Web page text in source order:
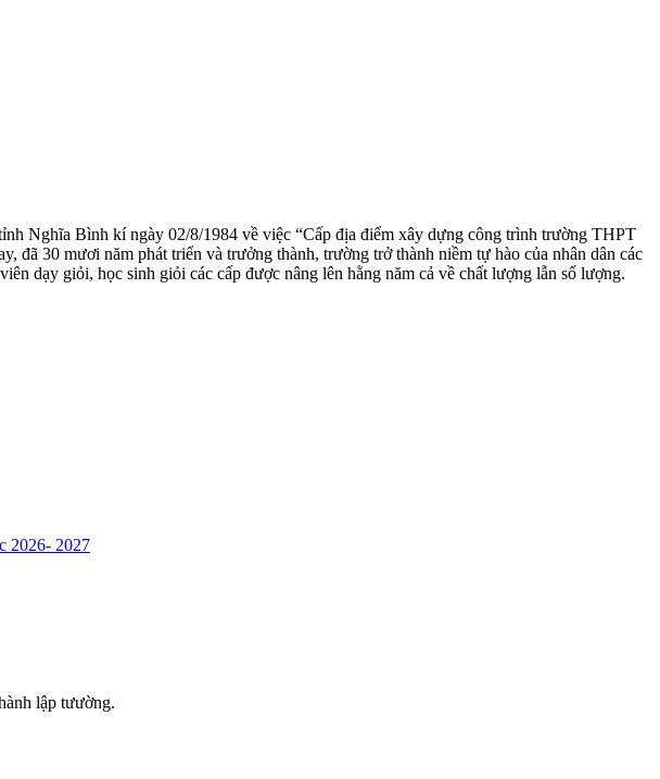
Nghĩa Bình kí ngày 02/8/1984 về việc “Cấp địa điểm xây dựng công trình trường THPT
30 mươi năm phát triển và trưởng thành, trường trở thành niềm tự hào của nhân dân các
dạy giỏi, học sinh giỏi các cấp được nâng lên hằng năm cả về chất lượng lẫn số lượng.
2026- 2027
lập tưường.